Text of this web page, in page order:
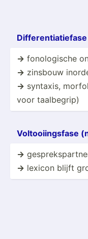
-> fonolo­gische
-> zinsbouw
-> syntaxis,
voor taalbe­grip)
Voltoo­iin­gsfase
->
-> lexicon blijft